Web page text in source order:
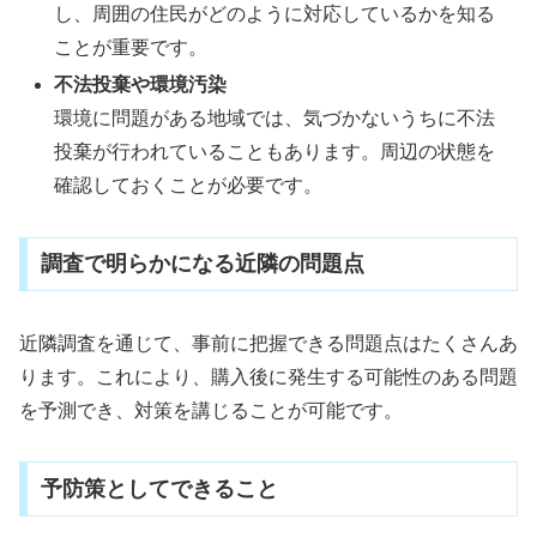
し、周囲の住民がどのように対応しているかを知る
ことが重要です。
不法投棄や環境汚染
環境に問題がある地域では、気づかないうちに不法
投棄が行われていることもあります。周辺の状態を
確認しておくことが必要です。
調査で明らかになる近隣の問題点
近隣調査を通じて、事前に把握できる問題点はたくさんあ
ります。これにより、購入後に発生する可能性のある問題
を予測でき、対策を講じることが可能です。
予防策としてできること